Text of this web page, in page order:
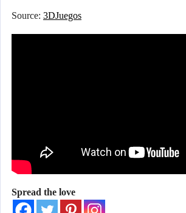
Source: 3DJuegos
Spread the love